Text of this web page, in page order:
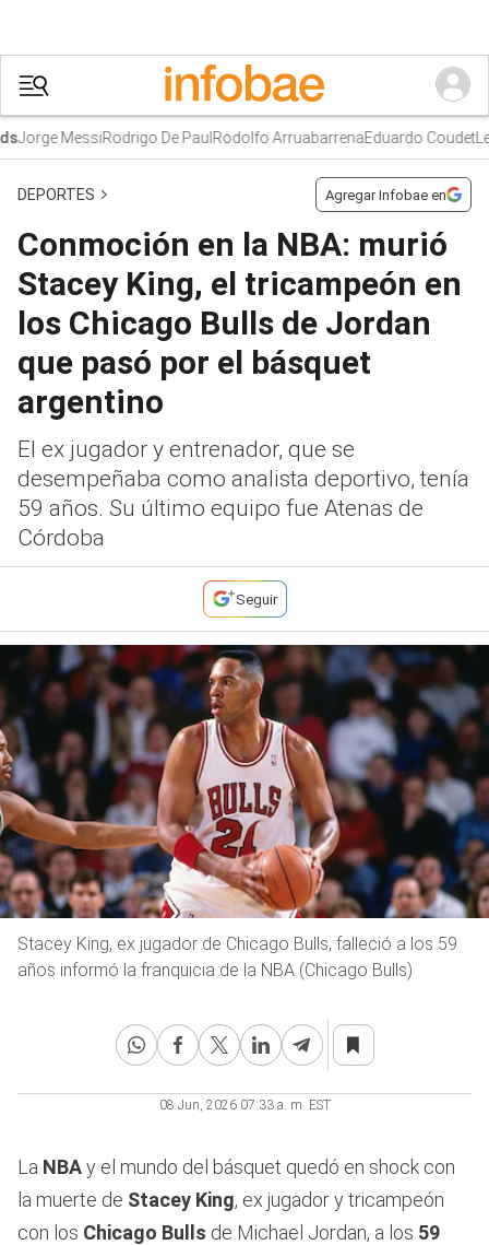
MessiRodrigo De PaulRodolfo ArruabarrenaEduardo Coudet
DEPORTES Agregar Infobae en
Conmoción en la NBA: murió
Stacey King, el tricampeón en
los Chicago Bulls de Jordan
que pasó por el básquet
argentino
El ex jugador y entrenador, que se
desempeñaba como analista deportivo, tenía
59 años. Su último equipo fue Atenas de
Córdoba
Seguir
Stacey King, ex jugador de Chicago Bulls, falleció a los 59
años informó la franquicia de la NBA (Chicago Bulls)
08 Jun, 2026 07:33 a. m. EST
La NBAy el mundo del básquet quedó en shock con
la muerte de Stacey King, ex jugador y tricampeón
con los Chicago Bulls de Michael Jordan, a los 59